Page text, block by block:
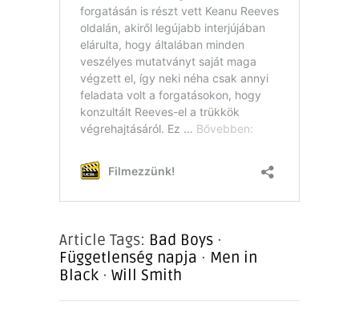
Article Tags: Bad Boys ·
Függetlenség napja · Men in
Black · Will Smith